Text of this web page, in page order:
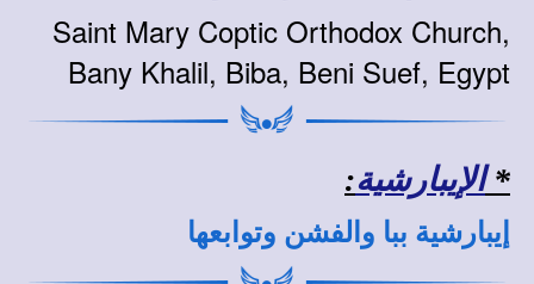
Saint Mary Coptic Orthodox Church,
Bany Khalil, Biba, Beni Suef, Egypt
*الإيبارشية:
إيبارشية ببا والفشن وتوابعها